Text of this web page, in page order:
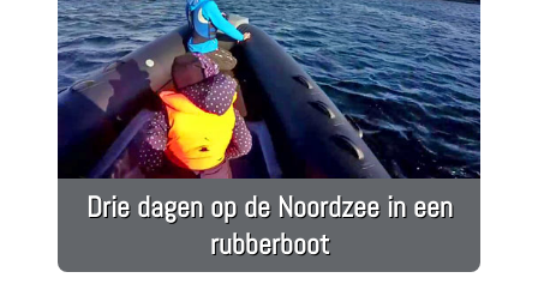
Drie dagen op de Noordzee in een
rubberboot